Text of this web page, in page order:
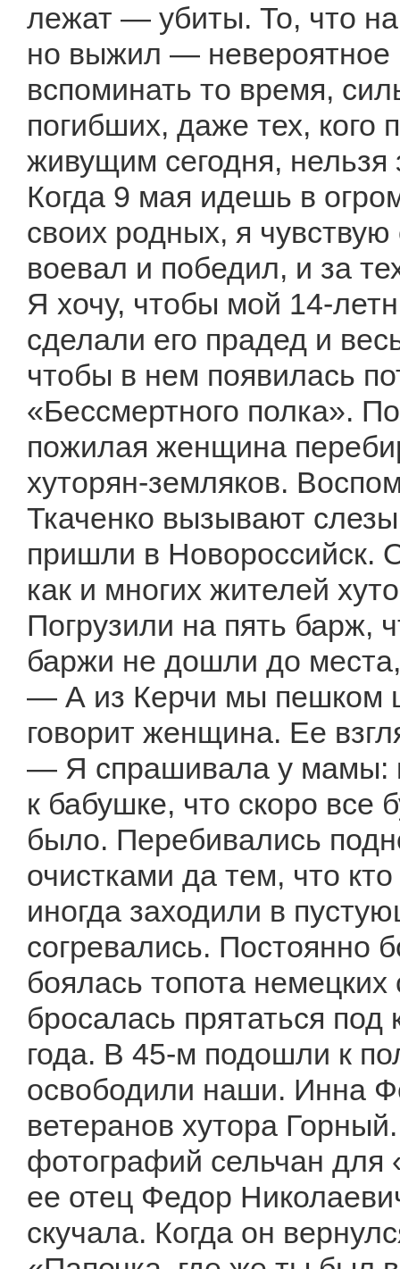
лежат — убиты. То, что
но выжил — невероятное
вспоминать то время,
погибших, даже тех, кого
живущим сегодня,
Когда 9 мая идешь в
своих родных, я чувствую
воевал и победил, и за
Я хочу, чтобы мой 14-
сделали его прадед и
чтобы в нем появилась
«Бессмертного полка».
пожилая женщина
хуторян-земляков.
Ткаченко вызывают
пришли в Новороссийск.
как и многих жителей
Погрузили на пять барж,
баржи не дошли до
— А из Керчи мы пешком
говорит женщина. Ее
— Я спрашивала у мамы:
к бабушке, что скоро все
было. Перебивались
очистками да тем, что
иногда заходили в
согревались. Постоянно
боялась топота
бросалась прятаться
года. В 45-м подошли к
освободили наши. Инна
ветеранов хутора
фотографий сельчан для
ее отец Федор
скучала. Когда он